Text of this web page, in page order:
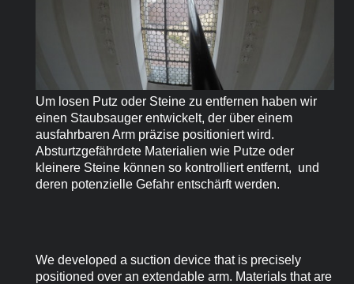
Um losen Putz oder Steine zu entfernen haben wir
einen Staubsauger entwickelt, der über einem
ausfahrbaren Arm präzise positioniert wird.
Absturtzgefährdete Materialien wie Putze oder
kleinere Steine können so kontrolliert entfernt, und
deren potenzielle Gefahr entschärft werden.
We developed a suction device that is precisely
positioned over an extendable arm. Materials that are